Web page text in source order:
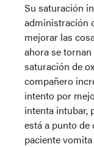
Su saturación
administración
mejorar las
ahora se
saturación de
compañero
intento por
intenta intubar,
está a punto
paciente